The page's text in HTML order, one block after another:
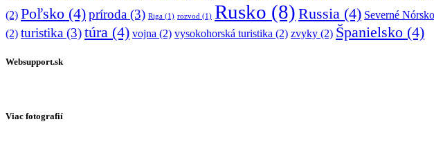
(2) Poľsko (4)príroda (3) Riga (1) rozvod (1) Rusko (8) Russia (4) Severné Nórsko
(2) turistika (3)túra (4) vojna (2) vysokohorská turistika (2) zvyky (2) Španielsko (4)
Websupport.sk
Viac fotografií